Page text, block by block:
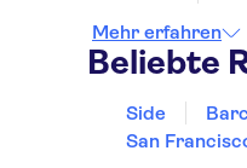
Mehr erfahren
Beliebte
Side
San